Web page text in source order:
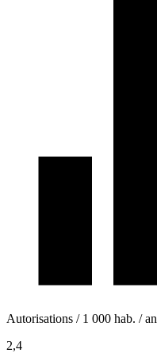
Autorisations / 1 000 hab. / an
2,4